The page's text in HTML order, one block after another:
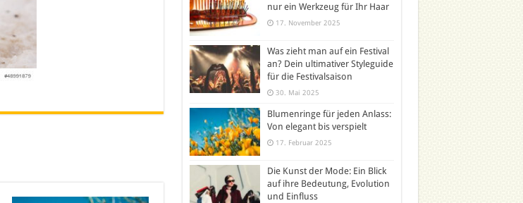
nur ein Werkzeug für Ihr Haar
17. November 2025
Was zieht man auf ein Festival
an? Dein ultimativer Styleguide
für die Festivalsaison
30. Mai 2025
Blumenringe für jeden Anlass:
Von elegant bis verspielt
17. Februar 2025
Die Kunst der Mode: Ein Blick
auf ihre Bedeutung, Evolution
und Einfluss